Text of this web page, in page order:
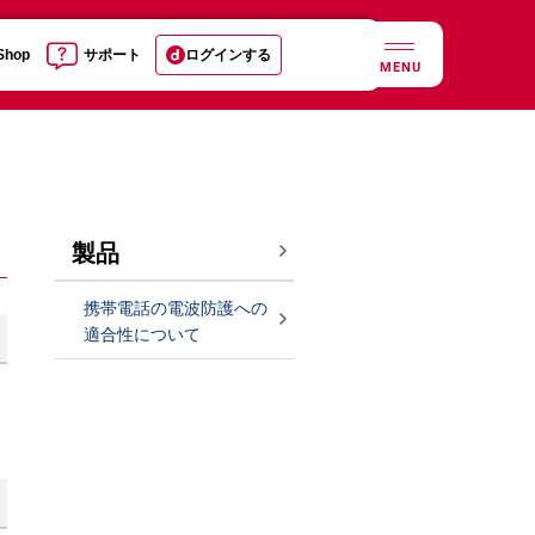
サポート ログインする
MENU
製品
携帯電話の電波防護への
適合性について